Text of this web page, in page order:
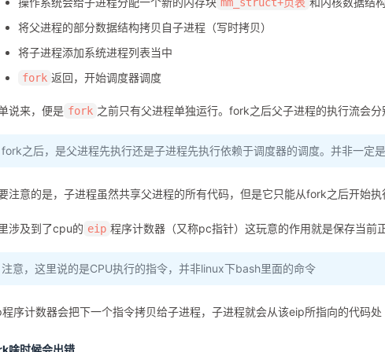
将父进程的部分数据结构拷贝自子进程（写时拷贝）
将子进程添加系统进程列表当中
fork 返回，开始调度器调度
说来，便是 fork 之前只有父进程单独运行。fork之后父子进程的执行流会
fork之后，是父进程先执行还是子进程先执行依赖于调度器的调度。并非一定是
注意的是，子进程虽然共享父进程的所有代码，但是它只能从fork之后开始执
涉及到了cpu的 eip 程序计数器（又称pc指针）这玩意的作用就是保存当前
注意，这里说的是CPU执行的指令，并非linux下bash里面的命令
序计数器会把下一个指令拷贝给子进程，子进程就会从该eip所指向的代码